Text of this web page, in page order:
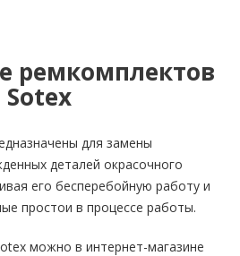
ремкомплектов
Sotex
для замены
деталей окрасочного
его бесперебойную работу и
простои в процессе работы.
можно в интернет-магазине